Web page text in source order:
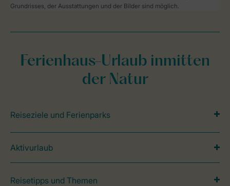
Grundrisses, der Ausstattungen und der Bilder sind möglich.
Ferienhaus-Urlaub inmitten
der Natur
Reiseziele und Ferienparks
Aktivurlaub
Reisetipps und Themen